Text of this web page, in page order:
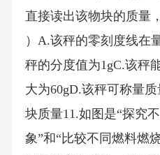
直接读出该物块的质量
）A.该秤的零刻度线在
秤的分度值为1gC.该秤
大为60gD.该秤可称量
块质量11.如图是“探究
象”和“比较不同燃料燃